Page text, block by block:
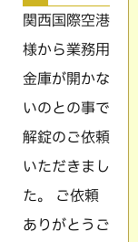
関西国際空港
様から業務用
金庫が開かな
いのとの事で
解錠のご依頼
いただきまし
た。 ご依頼
ありがとうご